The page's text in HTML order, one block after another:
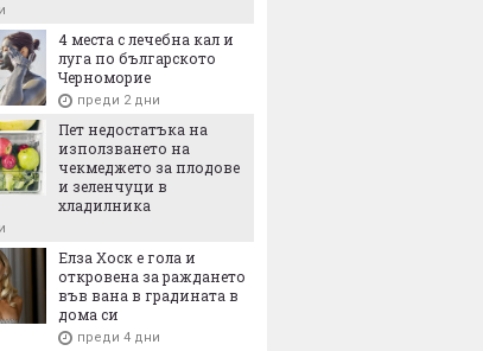
4 места с лечебна кал и
луга по българското
Черноморие
преди 2 дни
Пет недостатъка на
използването на
чекмеджето за плодове
и зеленчуци в
хладилника
Елза Хоск е гола и
откровена за раждането
във вана в градината в
дома си
преди 4 дни